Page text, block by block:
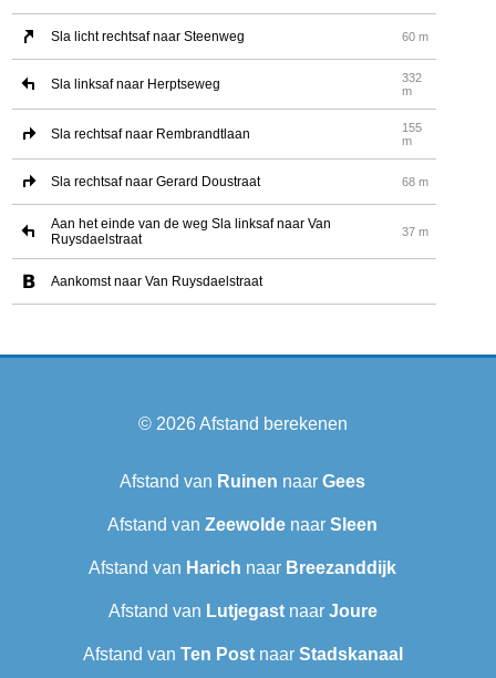
Sla licht rechtsaf naar Steenweg 60 m
Sla linksaf naar Herptseweg
332
m
Sla rechtsaf naar Rembrandtlaan
155
m
Sla rechtsaf naar Gerard Doustraat 68 m
Aan het einde van de weg Sla linksaf naar Van
Ruysdaelstraat
37 m
Aankomst naar Van Ruysdaelstraat
© 2026Afstand berekenen
Afstand van Ruinen naar Gees
Afstand van Zeewolde naar Sleen
Afstand van Harich naar Breezanddijk
Afstand van Lutjegastnaar Joure
Afstand van Ten Postnaar Stadskanaal